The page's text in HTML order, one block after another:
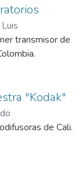
transmisor de
"Kodak"
de Cali.